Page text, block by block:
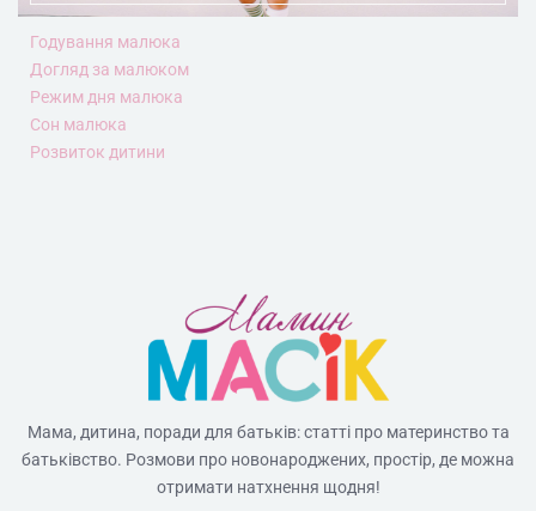
Годування малюка
Догляд за малюком
Режим дня малюка
Сон малюка
Розвиток дитини
Мама, дитина, поради для батьків: статті про материнство та
батьківство. Розмови про новонароджених, простір, де можна
отримати натхнення щодня!